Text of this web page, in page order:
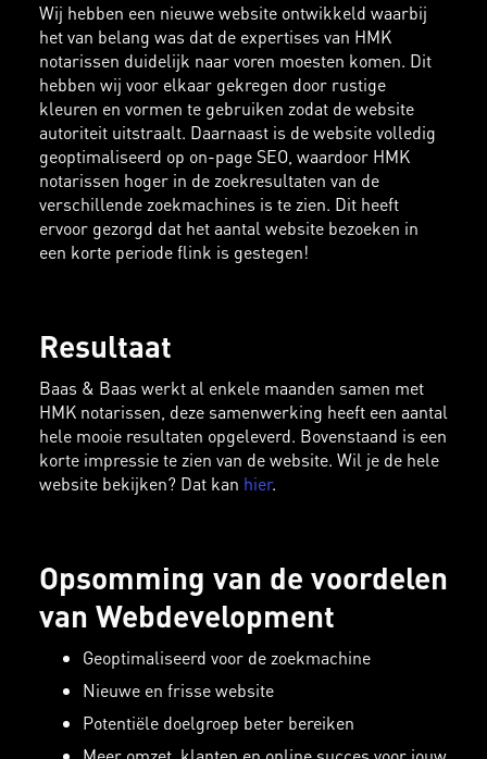
Wij hebben een nieuwe website ontwikkeld waarbij
het van belang was dat de expertises van HMK
notarissen duidelijk naar voren moesten komen. Dit
hebben wij voor elkaar gekregen door rustige
kleuren en vormen te gebruiken zodat de website
autoriteit uitstraalt. Daarnaast is de website volledig
geoptimaliseerd op on-page SEO, waardoor HMK
notarissen hoger in de zoekresultaten van de
verschillende zoekmachines is te zien. Dit heeft
ervoor gezorgd dat het aantal website bezoeken in
een korte periode flink is gestegen!
Resultaat
Baas & Baas werkt al enkele maanden samen met
HMK notarissen, deze samenwerking heeft een aantal
hele mooie resultaten opgeleverd. Bovenstaand is een
korte impressie te zien van de website. Wil je de hele
website bekijken? Dat kan hier.
Opsomming van de voordelen
van Webdevelopment
Geoptimaliseerd voor de zoekmachine
Nieuwe en frisse website
Potentiële doelgroep beter bereiken